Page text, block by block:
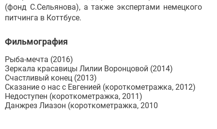
(фонд С.Сельянова), а также экспертами немецкого
питчинга в Коттбусе.
Фильмография
Рыба-мечта (2016)
Зеркала красавицы Лилии Воронцовой (2014)
Счастливый конец (2013)
Сказание о нас с Евгенией (короткометражка, 2012)
Недоступен (короткометражка, 2011)
Данжрез Лиазон (короткометражка, 2010